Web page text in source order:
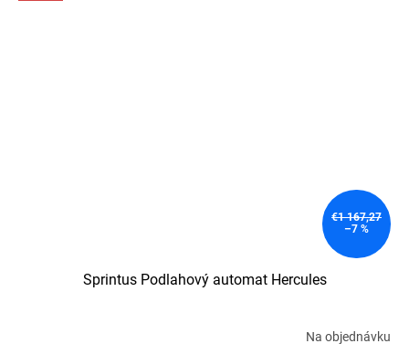
€1 167,27
–7 %
Sprintus Podlahový automat Hercules
Na objednávku